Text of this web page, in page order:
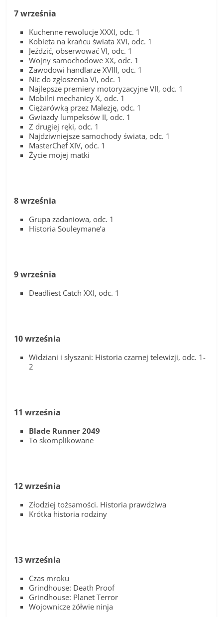
7 września
Kuchenne rewolucje XXXI, odc. 1
Kobieta na krańcu świata XVI, odc. 1
Jeździć, obserwować VI, odc. 1
Wojny samochodowe XX, odc. 1
Zawodowi handlarze XVIII, odc. 1
Nic do zgłoszenia VI, odc. 1
Najlepsze premiery motoryzacyjne VII, odc. 1
Mobilni mechanicy X, odc. 1
Ciężarówką przez Malezję, odc. 1
Gwiazdy lumpeksów II, odc. 1
Z drugiej ręki, odc. 1
Najdziwniejsze samochody świata, odc. 1
MasterChef XIV, odc. 1
Życie mojej matki
8 września
Grupa zadaniowa, odc. 1
Historia Souleymane’a
9 września
Deadliest Catch XXI, odc. 1
10 września
Widziani i słyszani: Historia czarnej telewizji, odc. 1-
2
11 września
Blade Runner 2049
To skomplikowane
12 września
Złodziej tożsamości. Historia prawdziwa
Krótka historia rodziny
13 września
Czas mroku
Grindhouse: Death Proof
Grindhouse: Planet Terror
Wojownicze żółwie ninja